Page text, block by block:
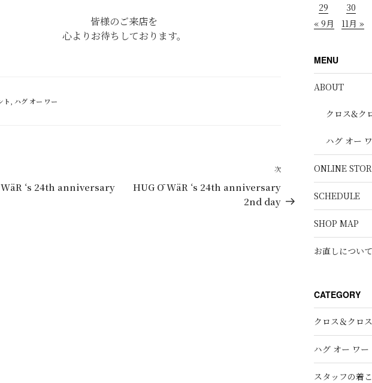
皆様のご来店を
心よりお待ちしております。
ト ハグ オー ワー
‘s 24th anniversary
次
の
投
次
HUG Ō WäR ‘s 24th anniversary
2nd day
29
30
« 9月
11月 »
MENU
ABOUT
クロス&ク
ハグ オー
ONLINE
SCHEDULE
SHOP MAP
お直しについて
CATEGORY
クロス＆クロス
ハグ オー ワー
スタッフの着